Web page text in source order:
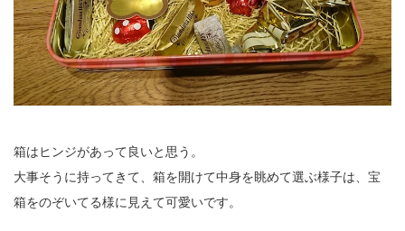
箱はヒンジがあって良いと思う。
大事そうに持ってきて、箱を開けて中身を眺めて選ぶ様子は、宝
箱をのぞいてる様に見えて可愛いです。